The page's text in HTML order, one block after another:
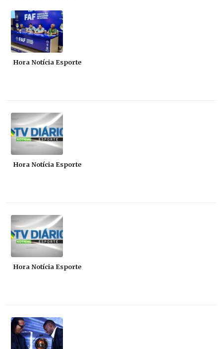
Hora Notícia Esporte
Hora Notícia Esporte
Hora Notícia Esporte